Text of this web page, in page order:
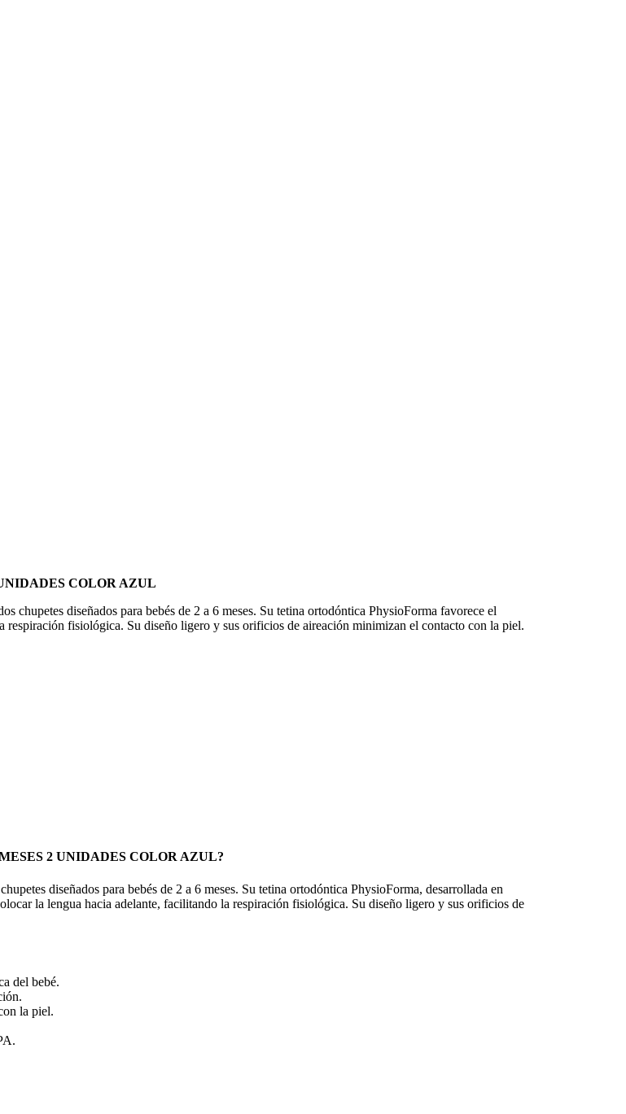
COLOR AZUL
diseñados para bebés de 2 a 6 meses. Su tetina ortodóntica PhysioForma favorece el
fisiológica. Su diseño ligero y sus orificios de aireación minimizan el contacto con la piel.
2 UNIDADES COLOR AZUL?
diseñados para bebés de 2 a 6 meses. Su tetina ortodóntica PhysioForma, desarrollada en
la lengua hacia adelante, facilitando la respiración fisiológica. Su diseño ligero y sus orificios de
del bebé.
la piel.